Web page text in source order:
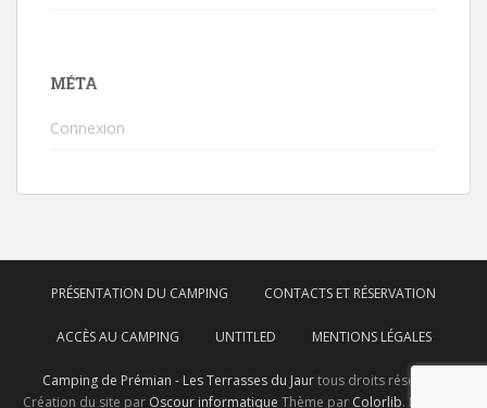
MÉTA
Connexion
PRÉSENTATION DU CAMPING CONTACTS ET RÉSERVATION
ACCÈS AU CAMPING UNTITLED MENTIONS LÉGALES
Camping de Prémian - Les Terrasses du Jaurtous droits réservés.
Création du site par Oscour informatique Thème par Colorlib. Propulsé